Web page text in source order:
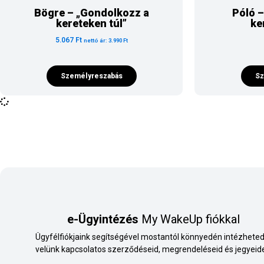
Bögre – „Gondolkozz a
kereteken túl”
5.067 Ft nettó ár: 3.990Ft
Személyreszabás
Póló
e-Ügyintézés My WakeUp fiókkal
Ügyfélfiókjaink segítségével mostantól könnyedén
velünk kapcsolatos szerződéseid, megrendeléseid és